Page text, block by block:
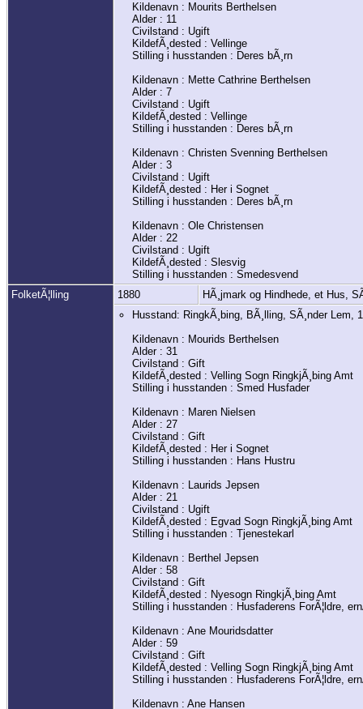
Kildenavn : Mourits Berthelsen
Alder : 11
Civilstand : Ugift
KildefÃ¸dested : Vellinge
Stilling i husstanden : Deres bÃ¸rn
Kildenavn : Mette Cathrine Berthelsen
Alder : 7
Civilstand : Ugift
KildefÃ¸dested : Vellinge
Stilling i husstanden : Deres bÃ¸rn
Kildenavn : Christen Svenning Berthelsen
Alder : 3
Civilstand : Ugift
KildefÃ¸dested : Her i Sognet
Stilling i husstanden : Deres bÃ¸rn
Kildenavn : Ole Christensen
Alder : 22
Civilstand : Ugift
KildefÃ¸dested : Slesvig
Stilling i husstanden : Smedesvend
FolketÃ¦lling
1880
HÃ¸jmark og Hindhede, et Hus,
Husstand: RingkÃ¸bing, BÃ¸lling, SÃ¸nder
Kildenavn : Mourids Berthelsen
Alder : 31
Civilstand : Gift
KildefÃ¸dested : Velling Sogn RingkjÃ¸bing Amt
Stilling i husstanden : Smed Husfader
Kildenavn : Maren Nielsen
Alder : 27
Civilstand : Gift
KildefÃ¸dested : Her i Sognet
Stilling i husstanden : Hans Hustru
Kildenavn : Laurids Jepsen
Alder : 21
Civilstand : Ugift
KildefÃ¸dested : Egvad Sogn RingkjÃ¸bing Amt
Stilling i husstanden : Tjenestekarl
Kildenavn : Berthel Jepsen
Alder : 58
Civilstand : Gift
KildefÃ¸dested : Nyesogn RingkjÃ¸bing Amt
Stilling i husstanden : Husfaderens ForÃ¦ldre,
Kildenavn : Ane Mouridsdatter
Alder : 59
Civilstand : Gift
KildefÃ¸dested : Velling Sogn RingkjÃ¸bing Amt
Stilling i husstanden : Husfaderens ForÃ¦ldre,
Kildenavn : Ane Hansen